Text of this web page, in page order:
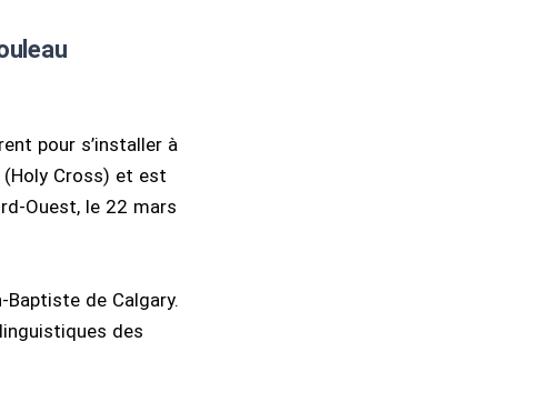
pour s’installer à
(Holy Cross) et est
Ouest, le 22 mars
de Calgary.
des